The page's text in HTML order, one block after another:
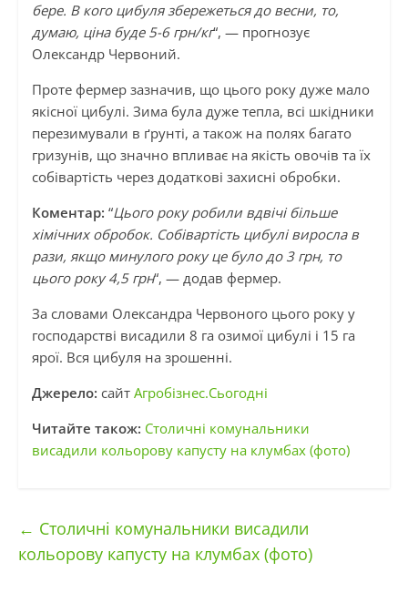
бере. В кого цибуля збережеться до весни, то,
думаю, ціна буде 5-6 грн/кг“, — прогнозує
Олександр Червоний.
Проте фермер зазначив, що цього року дуже мало
якісної цибулі. Зима була дуже тепла, всі шкідники
перезимували в ґрунті, а також на полях багато
гризунів, що значно впливає на якість овочів та їх
собівартість через додаткові захисні обробки.
Коментар: “Цього року робили вдвічі більше
хімічних обробок. Собівартість цибулі виросла в
рази, якщо минулого року це було до 3 грн, то
цього року 4,5 грн“, — додав фермер.
За словами Олександра Червоного цього року у
господарстві висадили 8 га озимої цибулі і 15 га
ярої. Вся цибуля на зрошенні.
Джерело: сайт Агробізнес.Сьогодні
Читайте також: Столичні комунальники
висадили кольорову капусту на клумбах (фото)
← Столичні комунальники висадили
кольорову капусту на клумбах (фото)